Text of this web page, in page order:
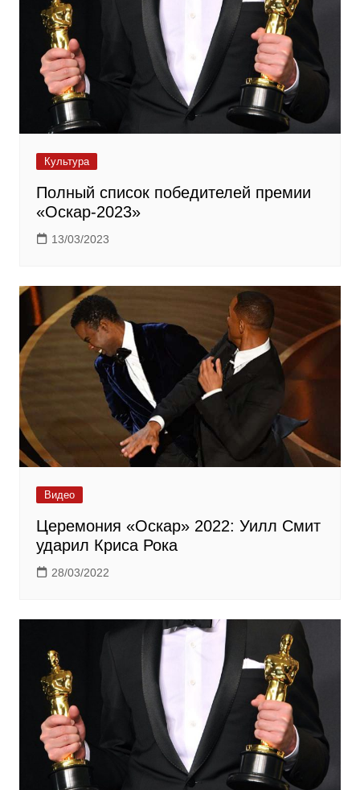
Культура
Полный список победителей премии
«Оскар-2023»
13/03/2023
Видео
Церемония «Оскар» 2022: Уилл Смит
ударил Криса Рока
28/03/2022